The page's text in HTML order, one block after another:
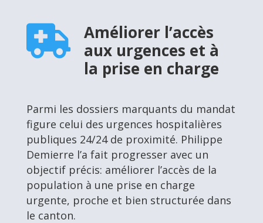

Améliorer l’accès
aux urgences et à
la prise en charge
Parmi les dossiers marquants du mandat
figure celui des urgences hospitalières
publiques 24/24 de proximité. Philippe
Demierre l’a fait progresser avec un
objectif précis: améliorer l’accès de la
population à une prise en charge
urgente, proche et bien structurée dans
le canton.